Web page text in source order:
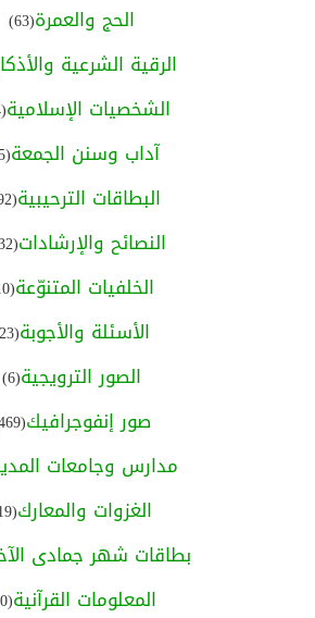
الحج والعمرة(63)
الرقية الشرعية
الشخصيات الإسلامية(164)
آداب وسنن الجمعة(35)
البطاقات الترحيبية(492)
النصائح والإرشادات(1232)
الخلفيات المتنوّعة(10)
الأسئلة والأجوبة(23)
الصور الترويجية(6)
صور إنفوجرافيك(469)
مدارس وجامعات
الغزوات والمعارك(19)
بطاقات شهر جمادى
المعلومات القرآنية(40)